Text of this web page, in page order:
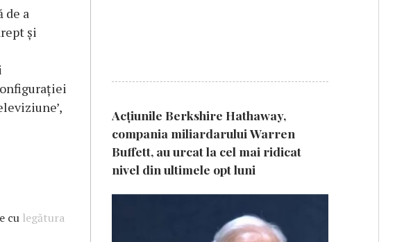
de a
și
cu legătura
Acțiunile Berkshire Hathaway,
compania miliardarului Warren
Buffett, au urcat la cel mai ridicat
nivel din ultimele opt luni